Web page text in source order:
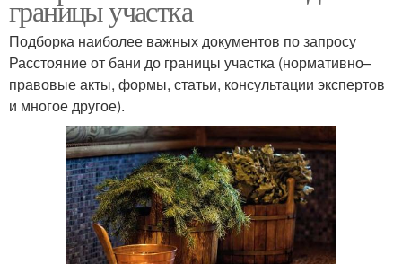
границы участка
Подборка наиболее важных документов по запросу
Расстояние от бани до границы участка (нормативно–
правовые акты, формы, статьи, консультации экспертов
и многое другое).